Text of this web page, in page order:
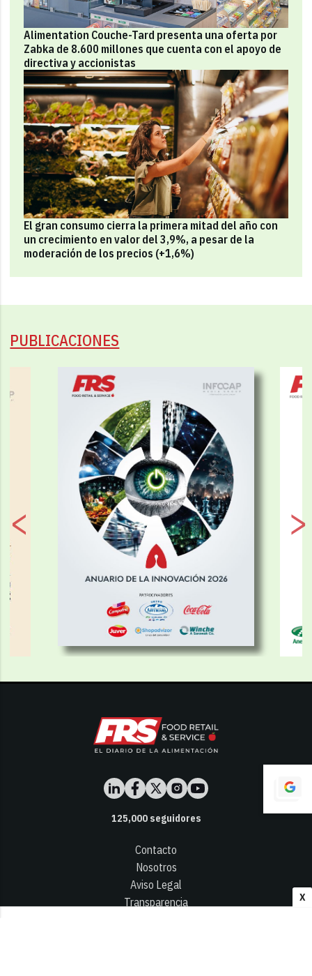
X
Alimentation Couche-Tard presenta una oferta por
Zabka de 8.600 millones que cuenta con el apoyo de
directiva y accionistas
El gran consumo cierra la primera mitad del año con
un crecimiento en valor del 3,9%, a pesar de la
moderación de los precios (+1,6%)
PUBLICACIONES
125,000seguidores
Contacto
Nosotros
Aviso Legal
Transparencia